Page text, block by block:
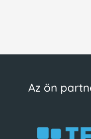
Az ön